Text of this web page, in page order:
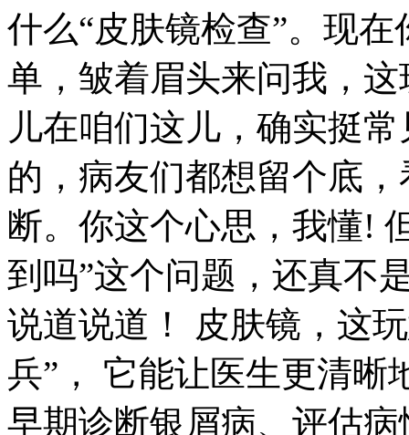
什么“皮肤镜检查”。现
单，皱着眉头来问我，
儿在咱们这儿，确实挺
的，病友们都想留个底
断。你这个心思，我懂!
到吗”这个问题，还真不
说道说道！ 皮肤镜，这
兵”， 它能让医生更清晰
早期诊断银屑病、评估